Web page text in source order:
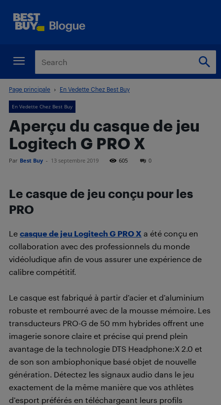
Page principale En Vedette Chez Best Buy
En Vedette Chez Best Buy
Aperçu du casque de jeu
Logitech G PRO X
Par Best Buy - 13 septembre 2019 605 0
Le casque de jeu conçu pour les
PRO
Le casque de jeu Logitech G PRO X a été conçu en
collaboration avec des professionnels du monde
vidéoludique afin de vous assurer une expérience de
calibre compétitif.
Le casque est fabriqué à partir d’acier et d’aluminium
robuste et rembourré avec de la mousse mémoire. Les
transducteurs PRO-G de 50 mm hybrides offrent une
imagerie sonore claire et précise qui prend plein
avantage de la technologie DTS Headphone:X 2.0 et
de son son ambiophonique basé objet de nouvelle
génération. Détectez les signaux audio dans le jeu
exactement de la même manière que vos athlètes
d’esport préférés en téléchargeant leurs profils